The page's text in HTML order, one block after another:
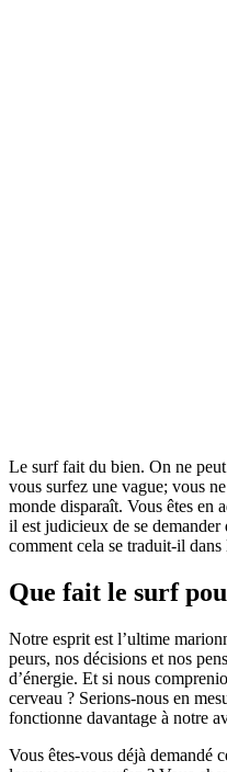
Le surf fait du bien. On ne
vous surfez une vague; vous
monde disparaît. Vous êtes en
il est judicieux de se demander
comment cela se traduit-il
Que fait le surf
Notre esprit est l’ultime
peurs, nos décisions et nos
d’énergie. Et si nous
cerveau ? Serions-nous en
fonctionne davantage à notre
Vous êtes-vous déjà demandé